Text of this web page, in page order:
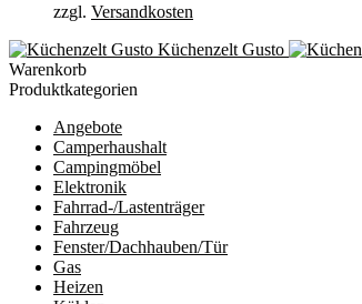
zzgl. Versandkosten
Küchenzelt Gusto
Warenkorb
Produktkategorien
Angebote
Camperhaushalt
Campingmöbel
Elektronik
Fahrrad-/Lastenträger
Fahrzeug
Fenster/Dachhauben/Tür
Gas
Heizen